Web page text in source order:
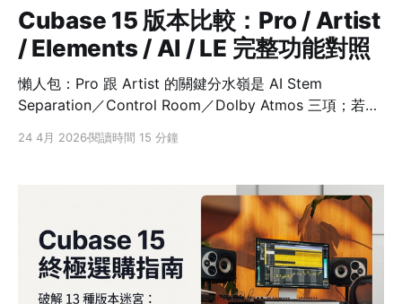
Cubase 15 版本比較：Pro / Artist
/ Elements / AI / LE 完整功能對照
懶人包：Pro 跟 Artist 的關鍵分水嶺是 AI Stem
Separation／Control Room／Dolby Atmos 三項；若你
就是「八折 Pro」。Elements 以下無 Side-chaining、無
是什麼，真正卡住你的是下一步：Pro 跟 Artist 到底差哪
幾個按鈕？值不值得多付那筆差價？Elements 會不會少
掉電音最需要的 Side-chaining？音訊介面附贈的 AI 跟
LE，又各自缺什麼？ 這些問題在 Steinberg 官方
24 4月 2026閱讀時間 15 分鐘